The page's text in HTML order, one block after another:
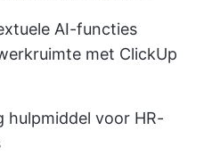
AI-functies
met ClickUp
hulpmiddel voor HR-